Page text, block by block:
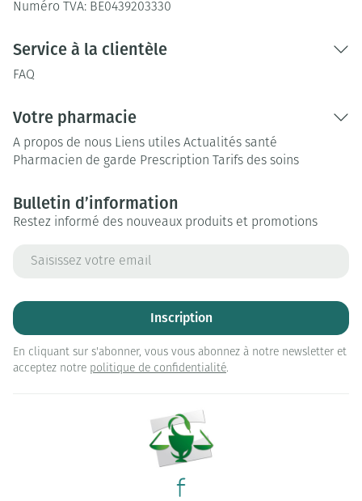
Numéro TVA: BE0439203330
Service à la clientèle
FAQ
Votre pharmacie
A propos de nous Liens utiles Actualités santé
Pharmacien de garde Prescription Tarifs des soins
Bulletin d’information
Restez informé des nouveaux produits et promotions
Inscription
En cliquant sur s'abonner, vous vous abonnez à notre newsletter et
acceptez notre politique de confidentialité.